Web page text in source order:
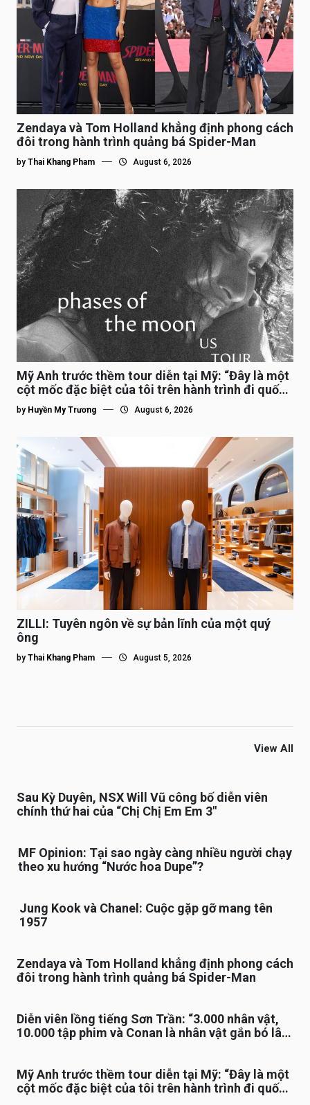
Zendaya và Tom Holland khẳng định phong cách
đôi trong hành trình quảng bá Spider-Man
by Thai Khang Pham August 6, 2026
Mỹ Anh trước thềm tour diễn tại Mỹ: “Đây là một
cột mốc đặc biệt của tôi trên hành trình đi quốc
tế”
by Huyền My Trương August 6, 2026
ZILLI: Tuyên ngôn về sự bản lĩnh của một quý
ông
by Thai Khang Pham August 5, 2026
View All
Sau Kỳ Duyên, NSX Will Vũ công bố diễn viên
chính thứ hai của “Chị Chị Em Em 3″
MF Opinion: Tại sao ngày càng nhiều người chạy
theo xu hướng “Nước hoa Dupe”?
Jung Kook và Chanel: Cuộc gặp gỡ mang tên
1957
Zendaya và Tom Holland khẳng định phong cách
đôi trong hành trình quảng bá Spider-Man
Diễn viên lồng tiếng Sơn Trần: “3.000 nhân vật,
10.000 tập phim và Conan là nhân vật gắn bó lâu
Mỹ Anh trước thềm tour diễn tại Mỹ: “Đây là một
cột mốc đặc biệt của tôi trên hành trình đi quốc